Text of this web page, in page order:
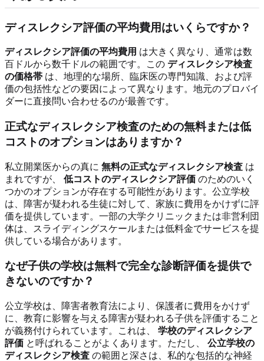
ディスレクシア評価の平均費用はいくらですか？
ディスレクシア評価の平均費用 は大きく異なり、通常は数
百ドルから数千ドルの範囲です。この ディスレクシア検査
の価格帯 は、地理的な場所、臨床医の専門知識、および評
価の包括性などの要因によって異なります。地元のプロバイ
ダーに直接問い合わせるのが最善です。
正式なディスレクシア検査のための無料または低
コストのオプションはありますか？
私立開業医からの真に 無料の正式なディスレクシア検査 は
まれですが、 低コストのディスレクシア評価 のためのいく
つかのオプションが存在する可能性があります。公立学校
は、障害が疑われる生徒に対して、家族に費用をかけずに評
価を提供しています。一部の大学クリニックまたは非営利団
体は、スライディングスケールまたは低料金でサービスを提
供している場合があります。
なぜ子供の学校は無料で完全な診断評価を提供で
きないのですか？
公立学校は、障害者教育法により、保護者に費用をかけず
に、教育に影響を与える障害が疑われる子供を評価すること
が義務付けられています。これは、 学校のディスレクシア
評価 と呼ばれることがよくあります。ただし、 公立学校の
ディスレクシア検査 の範囲と深さは、私的な包括的な神経